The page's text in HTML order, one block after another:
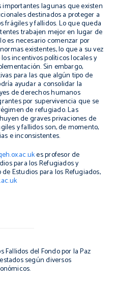
lagunas que existen
destinados a proteger a
frágiles y fallidos. Lo que queda
trabajen mejor en lugar de
es necesario comenzar por
existentes, lo que a su vez
incentivos políticos locales y
Sin embargo,
para las que algún tipo de
ayudar a consolidar la
de derechos humanos
por supervivencia que se
de refugiado. Las
de graves privaciones de
y fallidos son, de momento,
e inconsistentes.
es profesor de
para los Refugiados y
Estudios para los Refugiados,
Fallidos del Fondo por la Paz
según diversos